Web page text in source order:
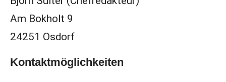
Am Bokholt 9
24251 Osdorf
Kontaktmöglichkeiten